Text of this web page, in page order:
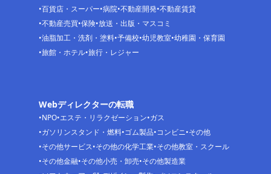
百貨店・スーパー 病院 不動産開発 不動産賃貸
不動産売買 保険 放送・出版・マスコミ
油脂加工・洗剤・塗料 予備校 幼児教室 幼稚園・保育園
旅館・ホテル 旅行・レジャー
Webディレクターの転職
NPO エステ・リラクゼーション ガス
ガソリンスタンド・燃料 ゴム製品 コンビニ その他
その他サービス その他の化学工業 その他教室・スクール
その他金融 その他小売・卸売 その他製造業